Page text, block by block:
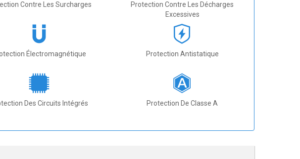
Contre Les Surcharges
Protection Contre Les Décharges
Excessives
Électromagnétique Protection Antistatique
Des Circuits Intégrés Protection De Classe A